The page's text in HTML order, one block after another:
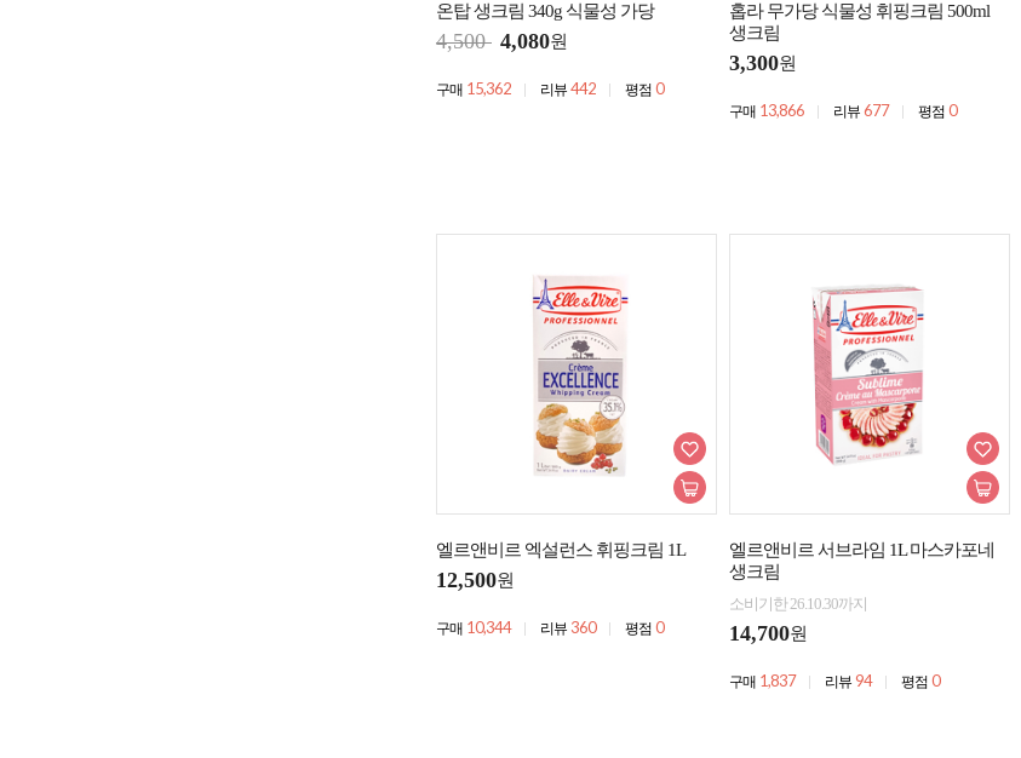
온탑 생크림 340g 식물성 가당
4,500 4,080원
구매 15,362 리뷰 442 평점 0
홉라 무가당 식물성 휘핑크림 500ml
생크림
3,300원
구매 13,866 리뷰 677 평점 0
엘르앤비르 엑설런스 휘핑크림 1L
12,500원
구매 10,344 리뷰 360 평점 0
엘르앤비르 서브라임 1L 마스카포네
생크림
소비기한 26.10.30까지
14,700원
구매 1,837 리뷰 94 평점 0